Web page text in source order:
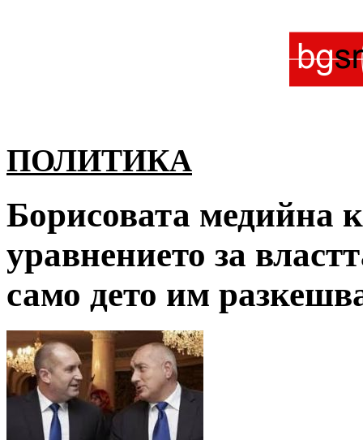
ПОЛИТИКА
Борисовата медийна
уравнението за
само дето им